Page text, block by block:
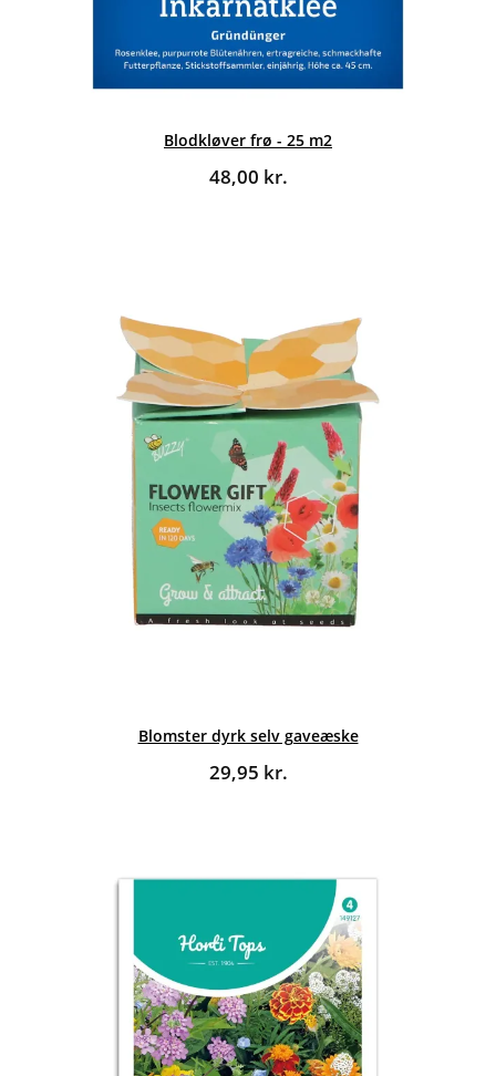
Blodkløver frø - 25 m2
48,00 kr.
Blomster dyrk selv gaveæske
29,95 kr.